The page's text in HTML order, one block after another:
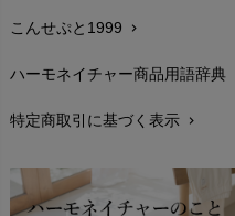
お手入れについて
レビューを書こうchevron_right
返品交換chevron_right
FAXでのご注文
こんせぷと1999 chevron_right
ハーモネイチャー商品用語辞典
特定商取引に基づく表示 chevron_right